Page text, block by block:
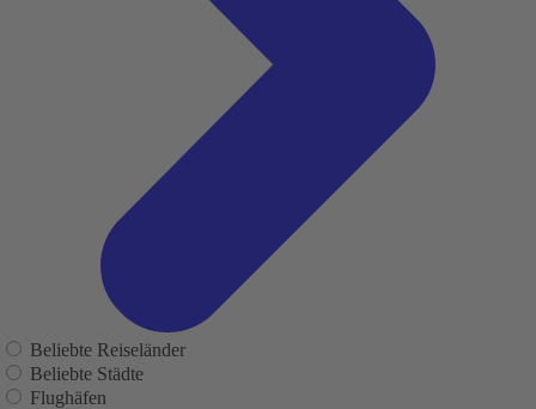
Beliebte Reiseländer
Beliebte Städte
Flughäfen